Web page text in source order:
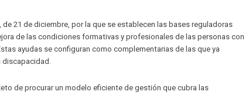
de 21 de diciembre, por la que se establecen las bases reguladoras
de las condiciones formativas y profesionales de las personas con
ayudas se configuran como complementarias de las que ya
discapacidad.
de procurar un modelo eficiente de gestión que cubra las